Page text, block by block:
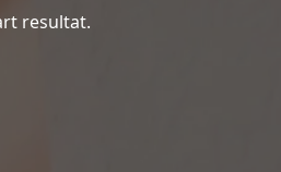
resultat.